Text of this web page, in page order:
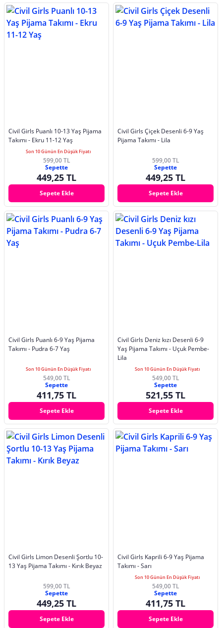
Civil Girls Puanlı 10-13 Yaş Pijama
Takımı - Ekru 11-12 Yaş
Son 10 Günün En Düşük Fiyatı
599,00 TL
Sepette
449,25 TL
Sepete Ekle
Civil Girls Çiçek Desenli 6-9 Yaş
Pijama Takımı - Lila
599,00 TL
Sepette
449,25 TL
Sepete Ekle
Civil Girls Puanlı 6-9 Yaş Pijama
Takımı - Pudra 6-7 Yaş
Son 10 Günün En Düşük Fiyatı
549,00 TL
Sepette
411,75 TL
Sepete Ekle
Civil Girls Deniz kızı Desenli 6-9
Yaş Pijama Takımı - Uçuk Pembe-
Lila
Son 10 Günün En Düşük Fiyatı
549,00 TL
Sepette
521,55 TL
Sepete Ekle
Civil Girls Limon Desenli Şortlu 10-
13 Yaş Pijama Takımı - Kırık Beyaz
599,00 TL
Sepette
449,25 TL
Sepete Ekle
Civil Girls Kaprili 6-9 Yaş Pijama
Takımı - Sarı
Son 10 Günün En Düşük Fiyatı
549,00 TL
Sepette
411,75 TL
Sepete Ekle